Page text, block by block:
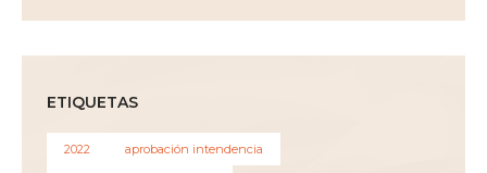
ETIQUETAS
2022 aprobación intendencia